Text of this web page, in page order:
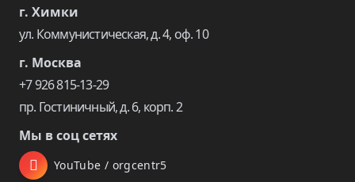
г. Химки
ул. Коммунистическая, д. 4, оф. 10
г. Москва
+7 926 815-13-29
пр. Гостиничный, д. 6, корп. 2
Мы в соц сетях
YouTube / orgcentr5